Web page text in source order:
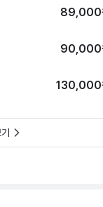
89,000
90,000
130,000